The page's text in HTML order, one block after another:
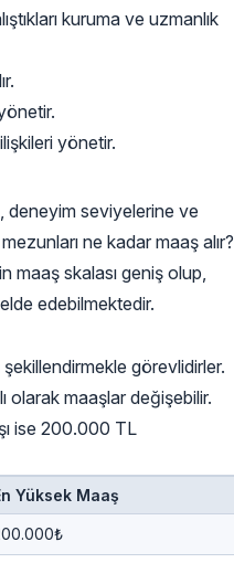
kuruma ve uzmanlık
yönetir.
deneyim seviyelerine ve
ne kadar maaş alır?
maaş skalası geniş olup,
edebilmektedir.
görevlidirler.
olarak maaşlar değişebilir.
ise 200.000 TL
Yüksek Maaş